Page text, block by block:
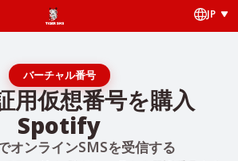
JP
バーチャル番号
用仮想番号を購入
Spotify
オンラインSMSを受信する